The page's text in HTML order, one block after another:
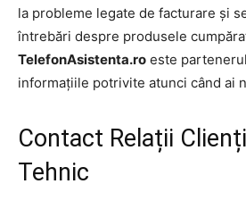
la probleme legate de facturare și
întrebări despre produsele
TelefonAsistenta.ro este
informațiile potrivite atunci când ai
Contact Relații
Tehnic